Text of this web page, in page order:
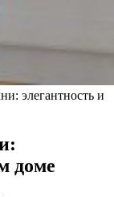
элегантность и
доме